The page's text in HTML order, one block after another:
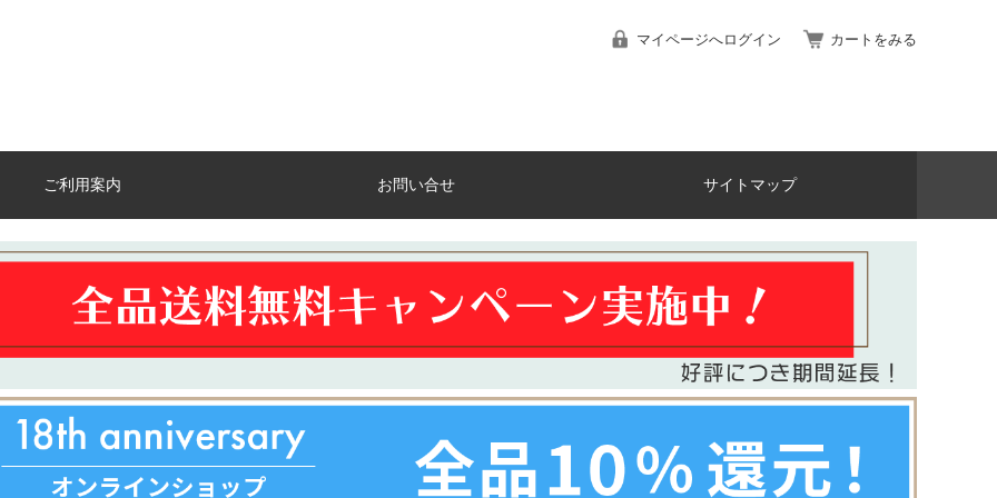
マイページへログイン カートをみる
ご利用案内 お問い合せ サイトマップ